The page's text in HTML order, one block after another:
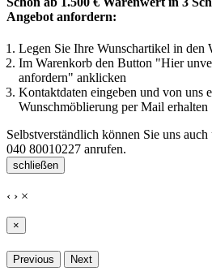
Angebot anfordern:
Legen Sie Ihre Wunschartikel in den
Im Warenkorb den Button "Hier
anfordern" anklicken
Kontaktdaten eingeben und von uns
Wunschmöblierung per Mail erhalten
Selbstverständlich können Sie uns
040 80010227 anrufen.
schließen
‹ › ×
×
Previous Next